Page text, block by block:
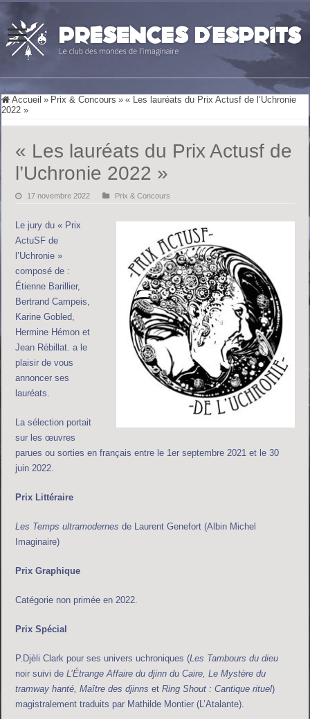
Accueil » Prix & Concours » « Les lauréats du Prix Actusf de l’Uchronie
2022 »
« Les lauréats du Prix Actusf de
l’Uchronie 2022 »
17 novembre 2022 Prix & Concours
Le jury du « Prix
ActuSF de
l’Uchronie »
composé de :
Étienne Barillier,
Bertrand Campeis,
Karine Gobled,
Hermine Hémon et
Jean Rébillat. a le
plaisir de vous
annoncer ses
lauréats.
La sélection portait
sur les œuvres
parues ou sorties en français entre le 1er septembre 2021 et le 30
juin 2022.
Prix Littéraire
Les Temps ultramodernes de Laurent Genefort (Albin Michel
Imaginaire)
Prix Graphique
Catégorie non primée en 2022.
Prix Spécial
P.Djèli Clark pour ses univers uchroniques (Les Tambours du dieu
noir suivi deL’Étrange Affaire du djinn du Caire, Le Mystère du
tramway hanté, Maître des djinns etRing Shout : Cantique rituel)
magistralement traduits par Mathilde Montier (L’Atalante).